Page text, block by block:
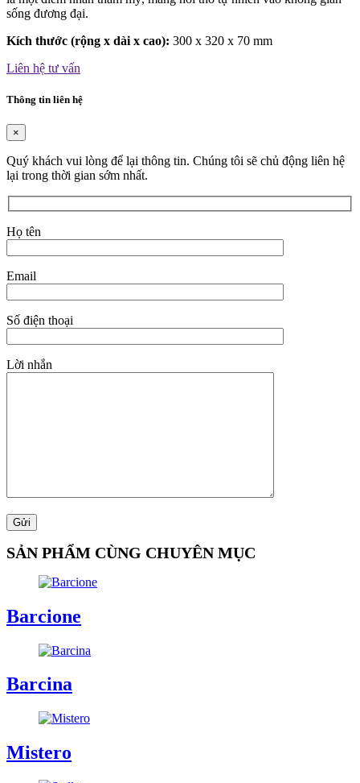
sống đương đại.
Kích thước (rộng x dài x cao): 300 x 320 x 70 mm
Liên hệ tư vấn
Thông tin liên hệ
×
Quý khách vui lòng để lại thông tin. Chúng tôi sẽ chủ động liên hệ
lại trong thời gian sớm nhất.
Họ tên
Email
Số điện thoại
Lời nhắn
SẢN PHẨM CÙNG CHUYÊN MỤC
Barcione
Barcina
Mistero